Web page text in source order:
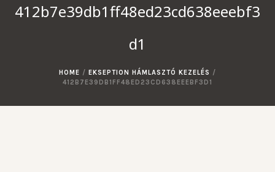
412b7e39db1ff48ed23cd638eeebf3
d1
HOME / EKSEPTION HÁMLASZTÓ KEZELÉS /
412B7E39DB1FF48ED23CD638EEEBF3D1